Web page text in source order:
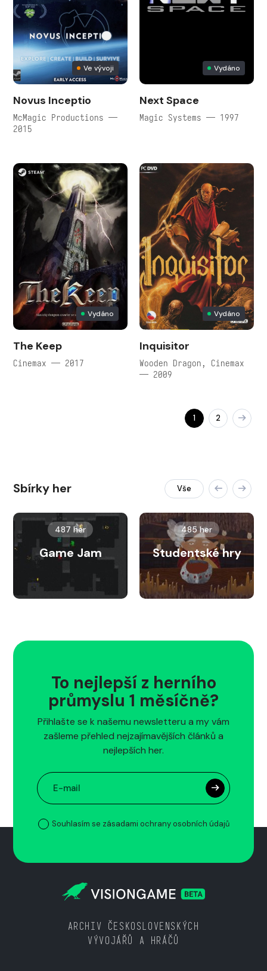
Ve vývoji
Novus Inceptio
McMagic Productions —
2015
Vydáno
Next Space
Magic Systems — 1997
Vydáno
The Keep
Cinemax — 2017
Vydáno
Inquisitor
Wooden Dragon, Cinemax
— 2009
1 2
Sbírky her Vše
487 her
Game Jam
485 her
Studentské hry
To nejlepší z herního
průmyslu 1 měsíčně?
Přihlašte se k našemu newsletteru a my vám
zašleme přehled nejzajímavějších článků a
nejlepších her.
Souhlasím se zásadami ochrany osobních údajů
ARCHIV ČESKOSLOVENSKÝCH
VÝVOJÁŘŮ A HRÁČŮ